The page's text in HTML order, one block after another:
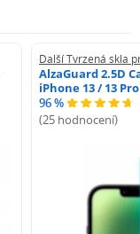
Další Tvrzená skla
AlzaGuard 2.5D
iPhone 13 / 13 Pro
96 %
(25 hodnocení)